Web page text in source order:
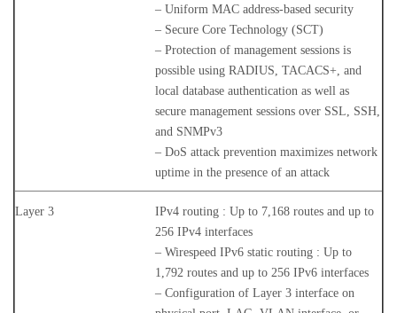
– Uniform MAC address-based security
– Secure Core Technology (SCT)
– Protection of management sessions is
possible using RADIUS, TACACS+, and
local database authentication as well as
secure management sessions over SSL, SSH,
and SNMPv3
– DoS attack prevention maximizes network
uptime in the presence of an attack
Layer 3
IPv4 routing : Up to 7,168 routes and up to
256 IPv4 interfaces
– Wirespeed IPv6 static routing : Up to
1,792 routes and up to 256 IPv6 interfaces
– Configuration of Layer 3 interface on